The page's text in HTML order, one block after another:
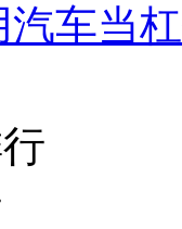
车当